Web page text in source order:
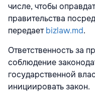
числе, чтобы
правительства
передаетbizlaw.md.
Ответственность за
соблюдение
государственной
инициировать закон.